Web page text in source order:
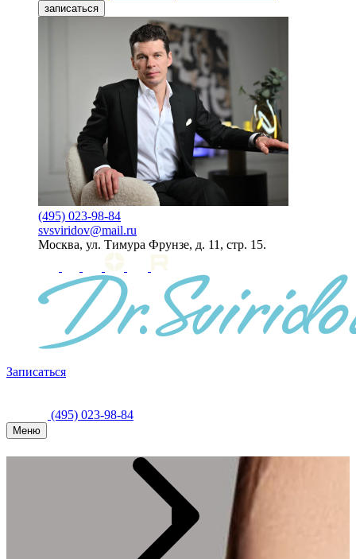
записаться
(495) 023-98-84
svsviridov@mail.ru
Москва, ул. Тимура Фрунзе, д. 11, стр. 15.
Записаться
(495) 023-98-84
Меню